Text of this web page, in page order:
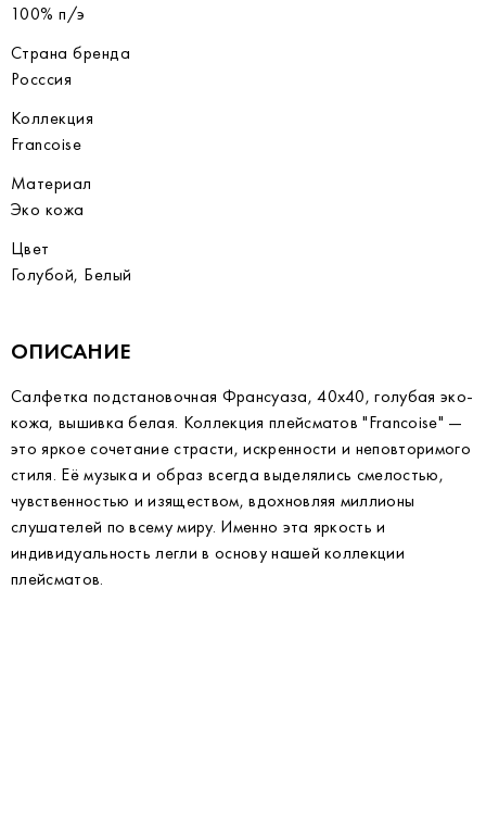
100% п/э
Страна бренда
Росссия
Коллекция
Francoise
Материал
Эко кожа
Цвет
Голубой, Белый
ОПИСАНИЕ
Салфетка подстановочная Франсуаза, 40х40, голубая эко-
кожа, вышивка белая. Коллекция плейсматов "Francoise" —
это яркое сочетание страсти, искренности и неповторимого
стиля. Её музыка и образ всегда выделялись смелостью,
чувственностью и изяществом, вдохновляя миллионы
слушателей по всему миру. Именно эта яркость и
индивидуальность легли в основу нашей коллекции
плейсматов.